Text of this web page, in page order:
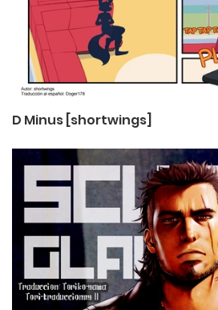
D Minus [shortwings]